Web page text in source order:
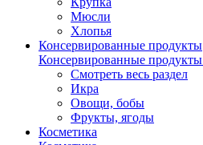
Мюсли
Хлопья
Консервированные продукты
Консервированные продукты
Смотреть весь раздел
Икра
Овощи, бобы
Фрукты, ягоды
Косметика